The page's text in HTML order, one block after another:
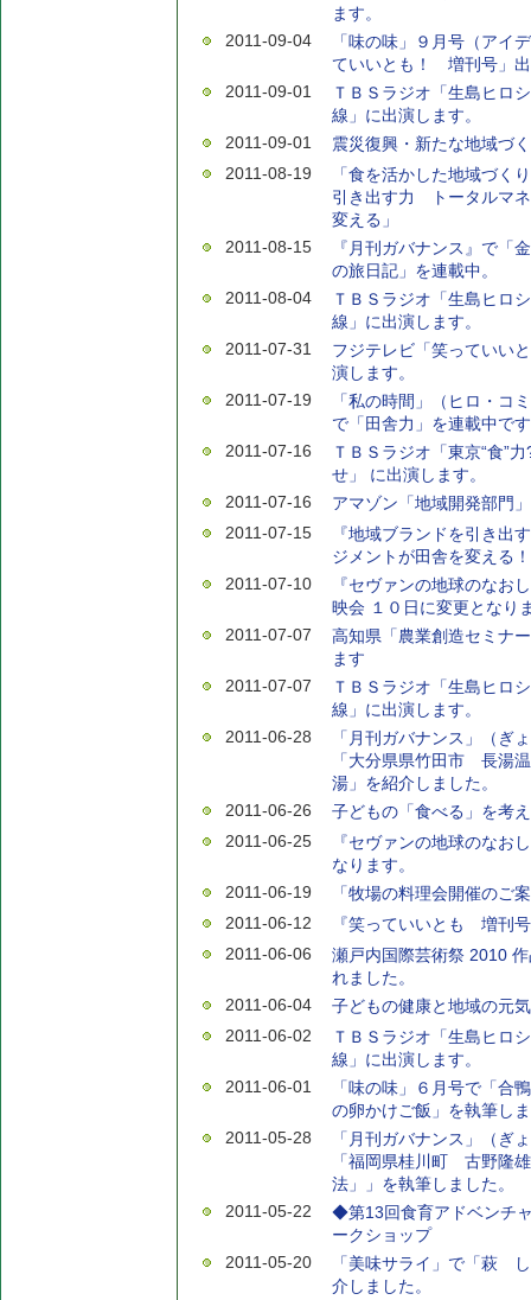
ます。
2011-09-04
「味の味」９月号（アイ
ていいとも！ 増刊号」
2011-09-01
ＴＢＳラジオ「生島ヒロ
線」に出演します。
2011-09-01
震災復興・新たな地域づ
2011-08-19
「食を活かした地域づ
引き出す力 トータルマ
変える」
2011-08-15
『月刊ガバナンス』で「
の旅日記」を連載中。
2011-08-04
ＴＢＳラジオ「生島ヒロ
線」に出演します。
2011-07-31
フジテレビ「笑っていい
演します。
2011-07-19
「私の時間」（ヒロ・コ
で「田舎力」を連載中で
2011-07-16
ＴＢＳラジオ「東京“食”
せ」 に出演します。
2011-07-16
アマゾン「地域開発部門
2011-07-15
『地域ブランドを引き
ジメントが田舎を変える
2011-07-10
『セヴァンの地球のなお
映会 １０日に変更となり
2011-07-07
高知県「農業創造セミナ
ます
2011-07-07
ＴＢＳラジオ「生島ヒロ
線」に出演します。
2011-06-28
「月刊ガバナンス」（ぎ
「大分県県竹田市 長湯
湯」を紹介しました。
2011-06-26
子どもの「食べる」を考
2011-06-25
『セヴァンの地球のなお
なります。
2011-06-19
「牧場の料理会開催のご
2011-06-12
『笑っていいとも 増刊
2011-06-06
瀬戸内国際芸術祭 2010
れました。
2011-06-04
子どもの健康と地域の元
2011-06-02
ＴＢＳラジオ「生島ヒロ
線」に出演します。
2011-06-01
「味の味」６月号で「合
の卵かけご飯」を執筆し
2011-05-28
「月刊ガバナンス」（ぎ
「福岡県桂川町 古野隆
法」」を執筆しました。
2011-05-22
◆第13回食育アドベンチ
ークショップ
2011-05-20
「美味サライ」で「萩
介しました。